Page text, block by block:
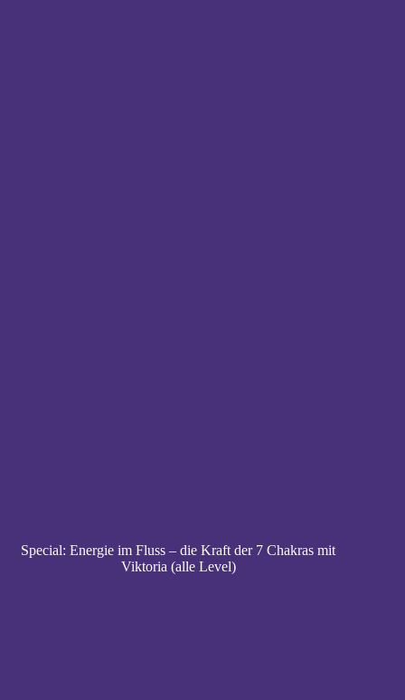
Special: Energie im Fluss – die Kraft der 7 Chakras mit
Viktoria (alle Level)